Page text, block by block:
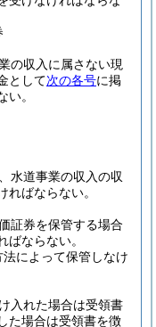
の収入に属さない現
として次の各号に掲
い。
水道事業の収入の収
ばならない。
証券を保管する場合
ばならない。
によって保管しなけ
入れた場合は受領書
た場合は受領書を徴